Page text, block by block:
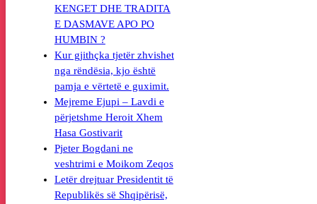
KENGET DHE TRADITA
E DASMAVE APO PO
HUMBIN ?
Kur gjithçka tjetër zhvishet
nga rëndësia, kjo është
pamja e vërtetë e guximit.
Mejreme Ejupi – Lavdi e
përjetshme Heroit Xhem
Hasa Gostivarit
Pjeter Bogdani ne
veshtrimi e Moikom Zeqos
Letër drejtuar Presidentit të
Republikës së Shqipërisë,